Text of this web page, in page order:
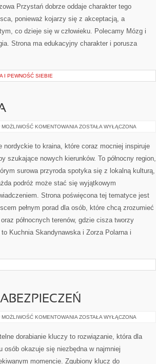
Przystań dobrze oddaje charakter tego
ponieważ kojarzy się z akceptacją, a
co dzieje się w człowieku. Polecamy Mózg i
Strona ma edukacyjny charakter i porusza
I PEWNOŚĆ SIEBIE
MOŻLIWOŚĆ KOMENTOWANIA LEGENDY
ZOSTAŁA WYŁĄCZONA
nordyckie to kraina, które coraz mocniej inspiruje
szukające nowych kierunków. To północny region,
surowa przyroda spotyka się z lokalną kulturą,
podróż może stać się wyjątkowym
Strona poświęcona tej tematyce jest
pełnym porad dla osób, które chcą zrozumieć
północnych terenów, gdzie cisza tworzy
Kuchnia Skandynawska i Zorza Polarna i
MOŻLIWOŚĆ KOMENTOWANIA ALARMY
ZABEZPIECZEŃ
ZOSTAŁA WYŁĄCZONA
dorabianie kluczy to rozwiązanie, która dla
osób okazuje się niezbędna w najmniej
momencie. Zgubiony klucz do